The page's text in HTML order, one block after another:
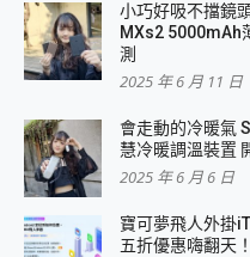
小巧好吸不擋鏡
MXs2 5000mAh
測
2025 年 6 月 11 日
會走動的冷暖氣
慧冷暖調溫裝置
2025 年 6 月 6 日
寶可夢飛人外掛
五折優惠嗨翻天